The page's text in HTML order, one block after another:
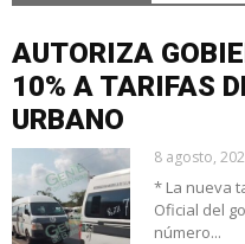
AUTORIZA
10% A TARIFAS
URBANO
8 agosto,
* La nueva
Oficial del
número...